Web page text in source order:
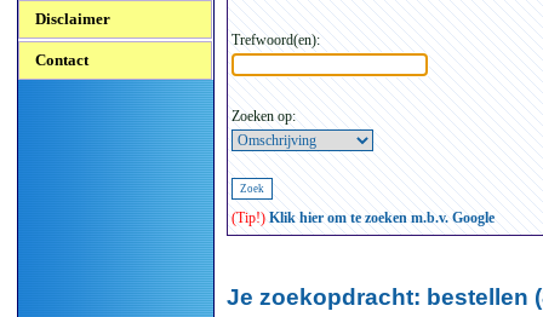
Disclaimer
Contact
Trefwoord(en):
Zoeken op:
(Tip!) Klik hier om te zoeken m.b.v. Google
Je zoekopdracht: bestellen